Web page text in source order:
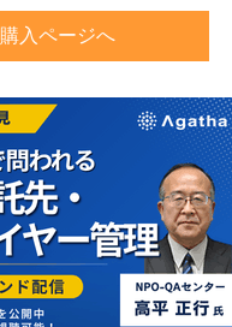
購入ページへ